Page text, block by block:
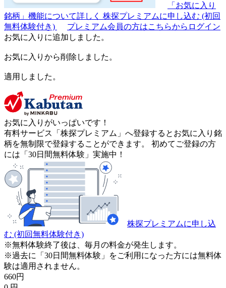
「お気に入り
銘柄」機能について詳しく 株探プレミアムに申し込む (初回
無料体験付き)
プレミアム会員の方はこちらからログイン
お気に入りに追加しました。
お気に入りから削除しました。
適用しました。
お気に入りがいっぱいです！
有料サービス「株探プレミアム」へ登録するとお気に入り銘
柄を無制限で登録することができます。 初めてご登録の方
には「30日間無料体験」実施中！
株探プレミアムに申し込
む (初回無料体験付き)
※無料体験終了後は、毎月の料金が発生します。
※過去に「30日間無料体験」をご利用になった方には無料体
験は適用されません。
660円